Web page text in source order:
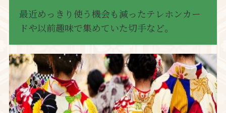
最近めっきり使う機会も減ったテレホンカー
ドや以前趣味で集めていた切手など。